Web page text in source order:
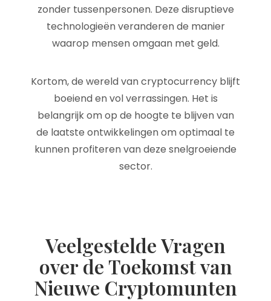
zonder tussenpersonen. Deze disruptieve
technologieën veranderen de manier
waarop mensen omgaan met geld.
Kortom, de wereld van cryptocurrency blijft
boeiend en vol verrassingen. Het is
belangrijk om op de hoogte te blijven van
de laatste ontwikkelingen om optimaal te
kunnen profiteren van deze snelgroeiende
sector.
Veelgestelde Vragen
over de Toekomst van
Nieuwe Cryptomunten